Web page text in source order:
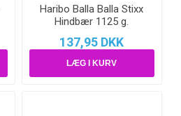
Haribo Balla Balla Stixx
Hindbær 1125 g.
137,95 DKK